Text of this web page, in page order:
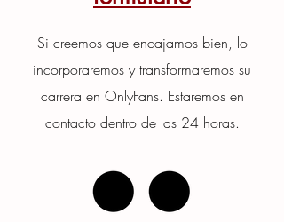
Si creemos que encajamos bien, lo
incorporaremos y transformaremos su
carrera en OnlyFans. Estaremos en
contacto dentro de las 24 horas.